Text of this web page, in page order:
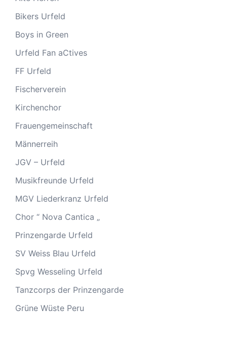
Bikers Urfeld
Boys in Green
Urfeld Fan aCtives
FF Urfeld
Fischerverein
Kirchenchor
Frauengemeinschaft
Männerreih
JGV – Urfeld
Musikfreunde Urfeld
MGV Liederkranz Urfeld
Chor “ Nova Cantica „
Prinzengarde Urfeld
SV Weiss Blau Urfeld
Spvg Wesseling Urfeld
Tanzcorps der Prinzengarde
Grüne Wüste Peru